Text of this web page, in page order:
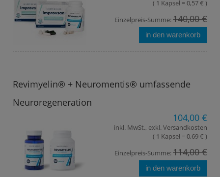
( 1 Kapsel = 0,57 € )
Einzelpreis-Summe:140,00 €
in den warenkorb
Revimyelin® + Neuromentis® umfassende
Neuroregeneration
104,00 €
inkl. MwSt., exkl. Versandkosten
( 1 Kapsel = 0,69 € )
Einzelpreis-Summe:114,00 €
in den warenkorb